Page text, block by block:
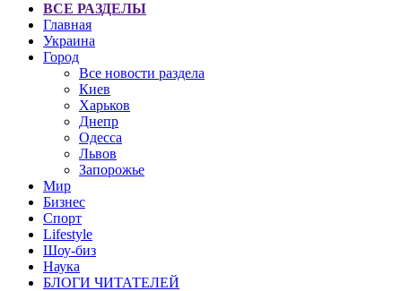
ВСЕ РАЗДЕЛЫ
Главная
Украина
Город
Все новости раздела
Киев
Харьков
Днепр
Одесса
Львов
Запорожье
Мир
Бизнес
Спорт
Lifestyle
Шоу-биз
Наука
БЛОГИ ЧИТАТЕЛЕЙ